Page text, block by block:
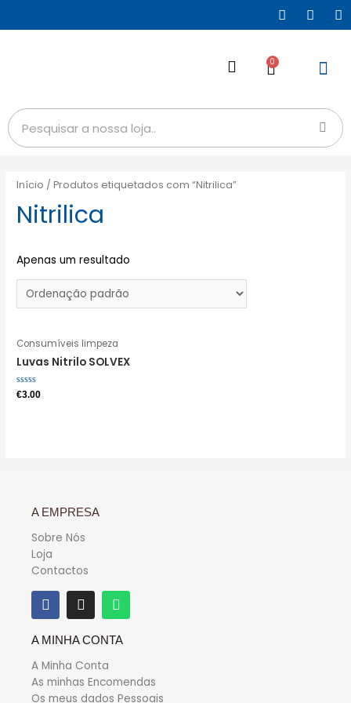
0
Início / Produtos etiquetados com “Nitrilica”
Nitrilica
Apenas um resultado
Consumíveis limpeza
Luvas Nitrilo SOLVEX
Avaliação
€3.00
A EMPRESA
Sobre Nós
Loja
Contactos
A MINHA CONTA
A Minha Conta
As minhas Encomendas
Os meus dados Pessoais